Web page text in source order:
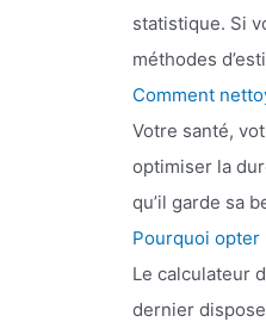
statistique. Si
méthodes
Comment
Votre santé,
optimiser la
qu’il garde sa
Pourquoi opter
Le calculateur
dernier